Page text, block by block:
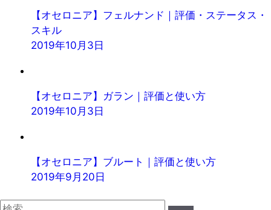
【オセロニア】フェルナンド｜評価・ステータス・
スキル
2019年10月3日
【オセロニア】ガラン｜評価と使い方
2019年10月3日
【オセロニア】ブルート｜評価と使い方
2019年9月20日